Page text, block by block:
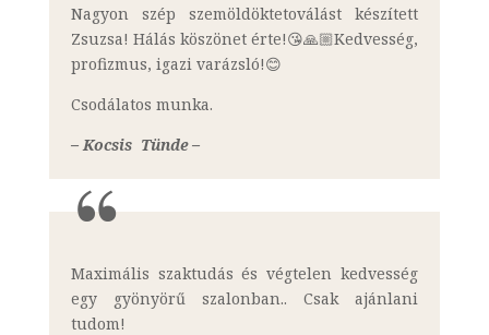
Nagyon szép szemöldöktetoválást készített
Zsuzsa! Hálás köszönet érte!😘🙏🏼Kedvesség,
profizmus, igazi varázsló!😊
Csodálatos munka.
– Kocsis Tünde –
Maximális szaktudás és végtelen kedvesség
egy gyönyörű szalonban.. Csak ajánlani
tudom!